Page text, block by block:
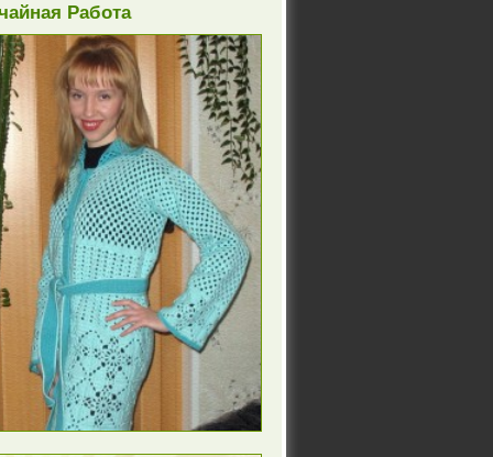
Работа